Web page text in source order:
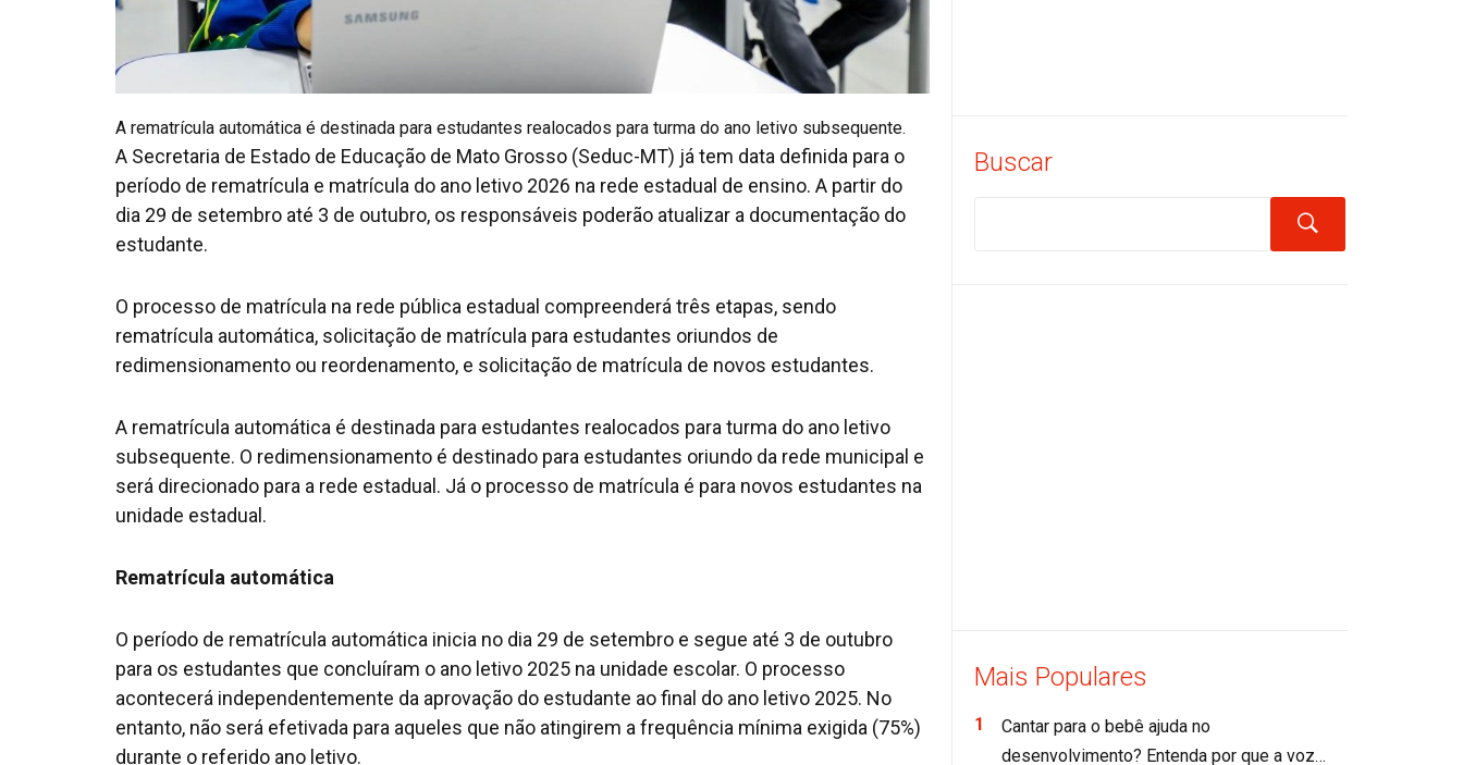
A rematrícula automática é destinada para estudantes realocados para turma do ano letivo subsequente.
A Secretaria de Estado de Educação de Mato Grosso (Seduc-MT) já tem data definida para o
período de rematrícula e matrícula do ano letivo 2026 na rede estadual de ensino. A partir do
dia 29 de setembro até 3 de outubro, os responsáveis poderão atualizar a documentação do
estudante.
O processo de matrícula na rede pública estadual compreenderá três etapas, sendo
rematrícula automática, solicitação de matrícula para estudantes oriundos de
redimensionamento ou reordenamento, e solicitação de matrícula de novos estudantes.
A rematrícula automática é destinada para estudantes realocados para turma do ano letivo
subsequente. O redimensionamento é destinado para estudantes oriundo da rede municipal e
será direcionado para a rede estadual. Já o processo de matrícula é para novos estudantes na
unidade estadual.
Rematrícula automática
O período de rematrícula automática inicia no dia 29 de setembro e segue até 3 de outubro
para os estudantes que concluíram o ano letivo 2025 na unidade escolar. O processo
acontecerá independentemente da aprovação do estudante ao final do ano letivo 2025. No
entanto, não será efetivada para aqueles que não atingirem a frequência mínima exigida (75%)
durante o referido ano letivo.
Buscar
Mais Populares
Cantar para o bebê ajuda no
desenvolvimento? Entenda por que a voz…